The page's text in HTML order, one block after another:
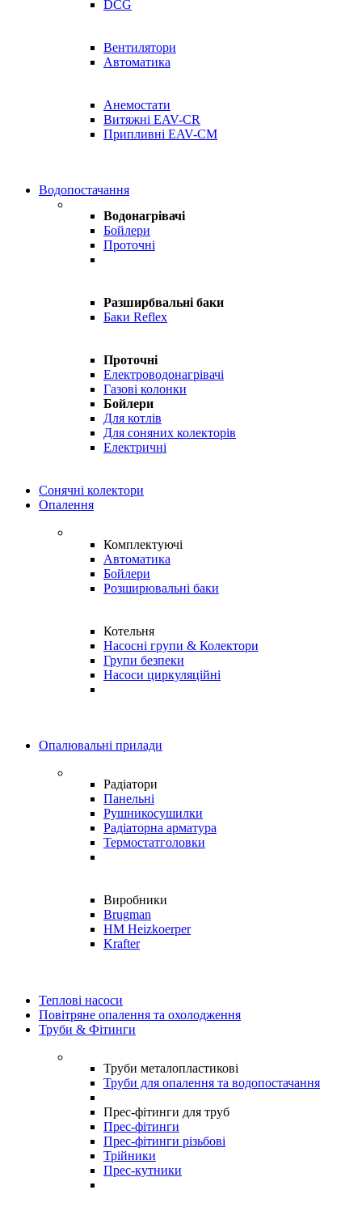
DCG
Вентилятори
Автоматика
Анемостати
Витяжні EAV-CR
Припливні EAV-CM
Водопостачання
Водонагрівачі
Бойлери
Проточні
Разширбвальні баки
Баки Reflex
Проточні
Електроводонагрівачі
Газові колонки
Бойлери
Для котлів
Для соняних колекторів
Електричні
Сонячні колектори
Опалення
Комплектуючі
Автоматика
Бойлери
Розширювальні баки
Котельня
Насосні групи & Колектори
Групи безпеки
Насоси циркуляційні
Опалювальні прилади
Радіатори
Панельні
Рушникосушилки
Радіаторна арматура
Термостатголовки
Виробники
Brugman
HM Heizkoerper
Krafter
Теплові насоси
Повітряне опалення та охолодження
Труби & Фітинги
Труби металопластикові
Труби для опалення та водопостачання
Прес-фітинги для труб
Прес-фітинги
Прес-фітинги різьбові
Трійники
Прес-кутники